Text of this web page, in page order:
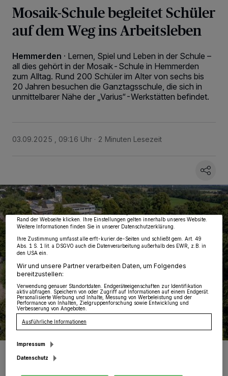
Mosaik-Schule begleitet Schüler
auf dem Weg ins Arbeitsleben
Hemmerden · Lernen, Spiel und Leben in der Schule –
all dies gehört in der Mosaik-Schule in Hemmerden
zum Alltag. Rund 200 Schüler im Alter von sechs bis
20 Jahren besuchen die Ganztagsschule, die sich in
unmittelbarer Nähe der „Varius“-Werkstätten befindet.
03.09.2025 , 09:16 Uhr 2 Minuten Lesezeit
Foto: RKN.
wie Browserdaten oder eindeutige Kennungen auf Ihrem Gerät zu. Durch Auswahl
Partner verarbeiten Daten, um Ihnen Dienste bereitzustellen“ aufgeführten
Zwecke. Wenn Tracker deaktiviert sind, sind manche Inhalte und Anzeigen
möglicherweise nicht mehr so relevant für Sie. Sie können dieses Menü jederzeit
wieder aufrufen, um Ihre Einstellungen zu ändern oder Ihre Einwilligung zu
widerrufen, indem Sie auf den Link Einstellungen oder Ablehnen am unteren
Rand der Webseite klicken. Ihre Einstellungen gelten innerhalb unseres Website.
Weitere Informationen finden Sie in unserer Datenschutzerklärung.
Ihre Zustimmung umfasst alle erft-kurier.de-Seiten und schließt gem. Art. 49
Abs. 1 S. 1 lit. a DSGVO auch die Datenverarbeitung außerhalb des EWR, z.B. in
den USA ein.
Wir und unsere Partner verarbeiten Daten, um Folgendes
bereitzustellen:
Verwendung genauer Standortdaten. Endgeräteeigenschaften zur Identifikation
aktiv abfragen. Speichern von oder Zugriff auf Informationen auf einem Endgerät.
Personalisierte Werbung und Inhalte, Messung von Werbeleistung und der
Performance von Inhalten, Zielgruppenforschung sowie Entwicklung und
Verbesserung von Angeboten.
Ausführliche Informationen
Impressum
Datenschutz